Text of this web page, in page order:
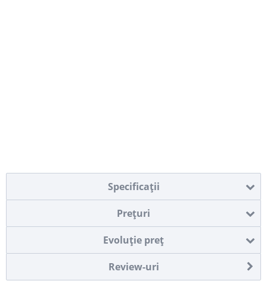
Specificaţii
Preţuri
Evoluţie preţ
Review-uri